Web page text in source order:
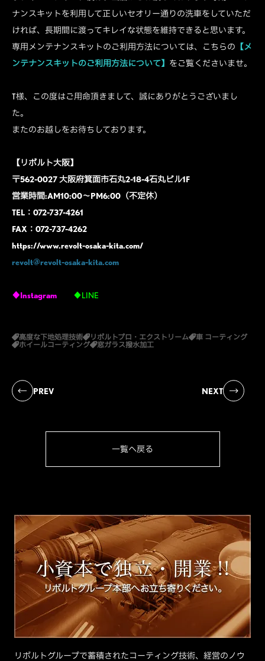
ナンスキットを利用して正しいセオリー通りの洗車をしていただ
ければ、長期間に渡ってキレイな状態を維持できると思います。
専用メンテナンスキットのご利用方法については、こちらの 【メ
ンテナンスキットのご利用方法について】 をご覧くださいませ。
T様、この度はご用命頂きまして、誠にありがとうございまし
た。
またのお越しをお待ちしております。
【リボルト大阪】
〒562-0027 大阪府箕面市石丸2-18-4石丸ビル1F
営業時間:AM10:00～PM6:00（不定休）
TEL：072-737-4261
FAX：072-737-4262
https://www.revolt-osaka-kita.com/
revolt@revolt-osaka-kita.com
♦Instagram ♦LINE
高度な下地処理技術 リボルトプロ・エクストリーム
車 コーティング
ホイールコーティング
窓ガラス撥水加工
PREV NEXT
一覧へ戻る
リボルトグループで蓄積されたコーティング技術、経営のノウ